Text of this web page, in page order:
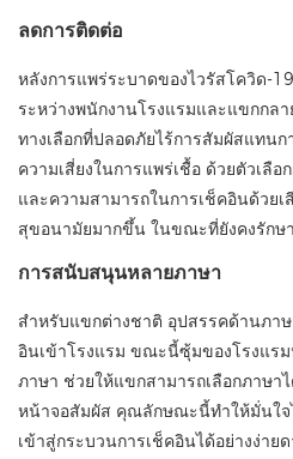
ลดการติดต่อ
หลังการแพร่ระบาดของไวรัสโควิด-
ระหว่างพนักงานโรงแรมและแขกกล
ทางเลือกที่ปลอดภัยไร้การสัมผัสแทน
ความเสี่ยงในการแพร่เชื้อ ด้วยตัวเลื
และความสามารถในการเช็คอินด้วย
สุขอนามัยมากขึ้น ในขณะที่ยังคงรักษ
การสนับสนุนหลายภาษา
สำหรับแขกต่างชาติ อุปสรรคด้านภา
อินเข้าโรงแรม ขณะนี้ซุ้มของโรงแร
ภาษา ช่วยให้แขกสามารถเลือกภาษา
หน้าจอสัมผัส คุณลักษณะนี้ทำให้มั่นใจ
เข้าสู่กระบวนการเช็คอินได้อย่างง่าย